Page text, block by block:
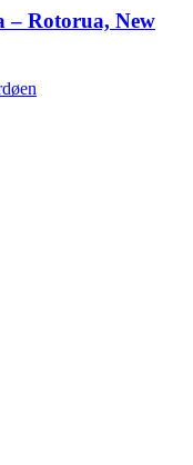
– Rotorua, New